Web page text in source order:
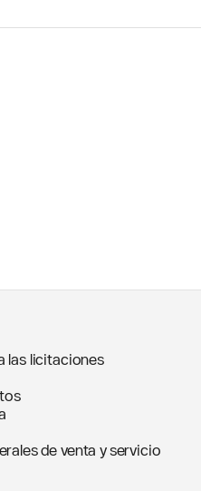
las licitaciones
de venta y servicio